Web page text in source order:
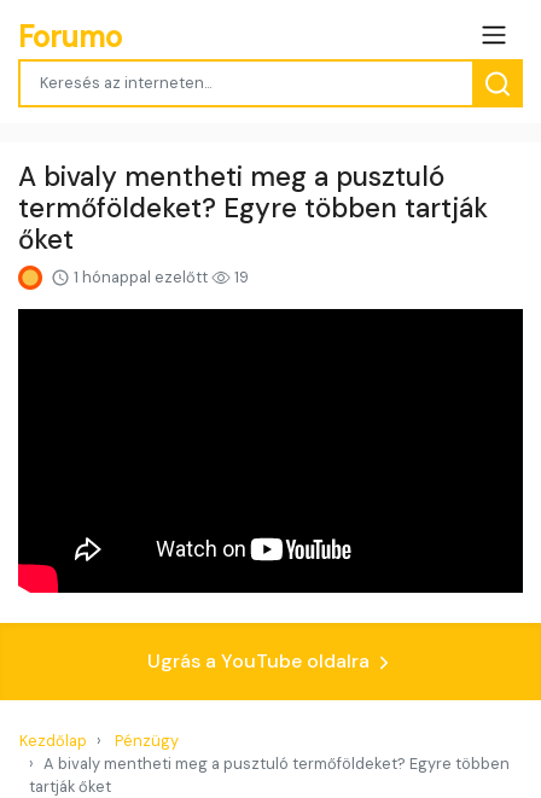
Forumo
A bivaly mentheti meg a pusztuló
termőföldeket? Egyre többen tartják
őket
1 hónappal ezelőtt 19
Ugrás a YouTube oldalra
Kezdőlap
Pénzügy
A bivaly mentheti meg a pusztuló termőföldeket? Egyre többen
tartják őket